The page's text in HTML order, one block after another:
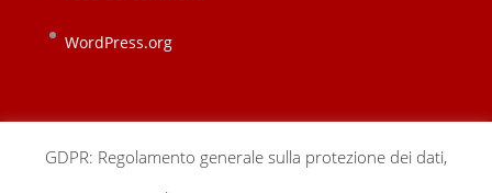
WordPress.org
GDPR: Regolamento generale sulla protezione dei dati,